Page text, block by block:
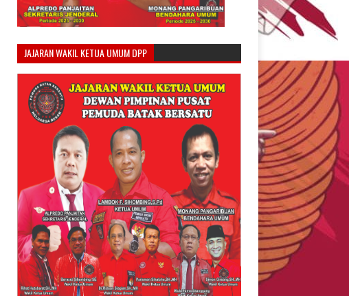
JAJARAN WAKIL KETUA UMUM DPP